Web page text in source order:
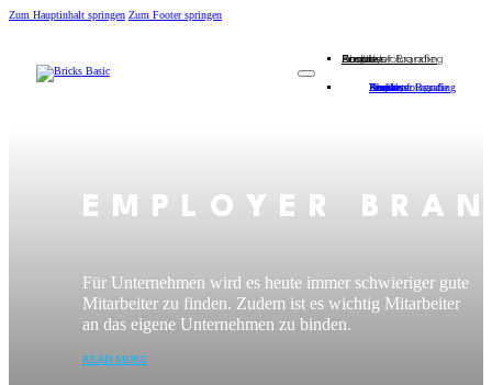
Zum Hauptinhalt springen Zum Footer springen
Employer Branding
People
Business
Drohnenfotografie
About
Kontakt
Employer Branding
People
Business
Drohnenfotografie
About
Kontakt
EMPLOYER
Für Unternehmen wird es heute immer schwieriger gute
Mitarbeiter zu finden. Zudem ist es wichtig Mitarbeiter
an das eigene Unternehmen zu binden.
READ MORE